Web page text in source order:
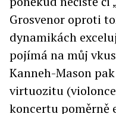
Grosvenor oproti
dynamikách
pojímá na můj
Kanneh-Mason
virtuozitu
koncertu poměrně